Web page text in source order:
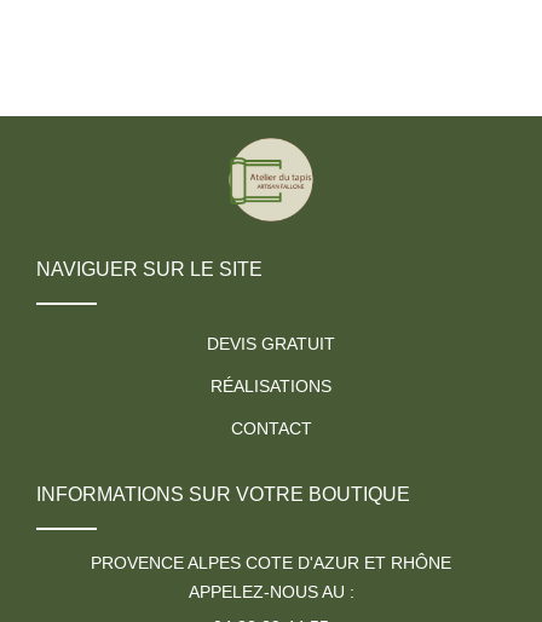
NAVIGUER SUR LE SITE
DEVIS GRATUIT
RÉALISATIONS
CONTACT
INFORMATIONS SUR VOTRE BOUTIQUE
PROVENCE ALPES COTE D'AZUR ET RHÔNE
APPELEZ-NOUS AU :